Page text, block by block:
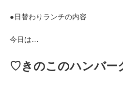
●日替わりランチの内容
今日は…
♡きのこのハンバー